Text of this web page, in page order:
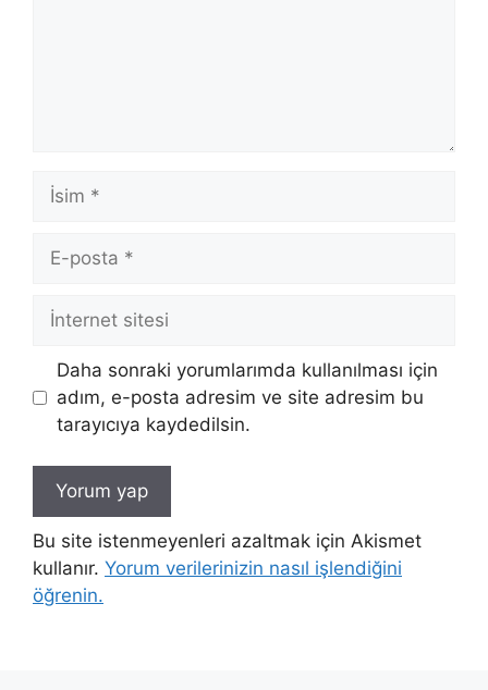
İsim
posta
İnternet
sitesi
Daha sonraki yorumlarımda kullanılması için
adım, e-posta adresim ve site adresim bu
tarayıcıya kaydedilsin.
Bu site istenmeyenleri azaltmak için Akismet
kullanır. Yorum verilerinizin nasıl işlendiğini
öğrenin.